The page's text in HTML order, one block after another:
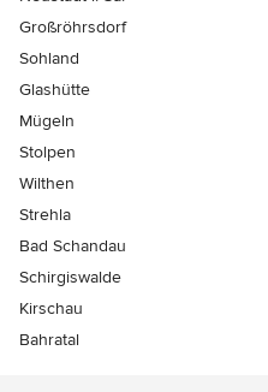
Großröhrsdorf
Sohland
Glashütte
Mügeln
Stolpen
Wilthen
Strehla
Bad Schandau
Schirgiswalde
Kirschau
Bahratal